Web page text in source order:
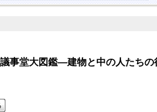
事堂大図鑑―建物と中の人たちの